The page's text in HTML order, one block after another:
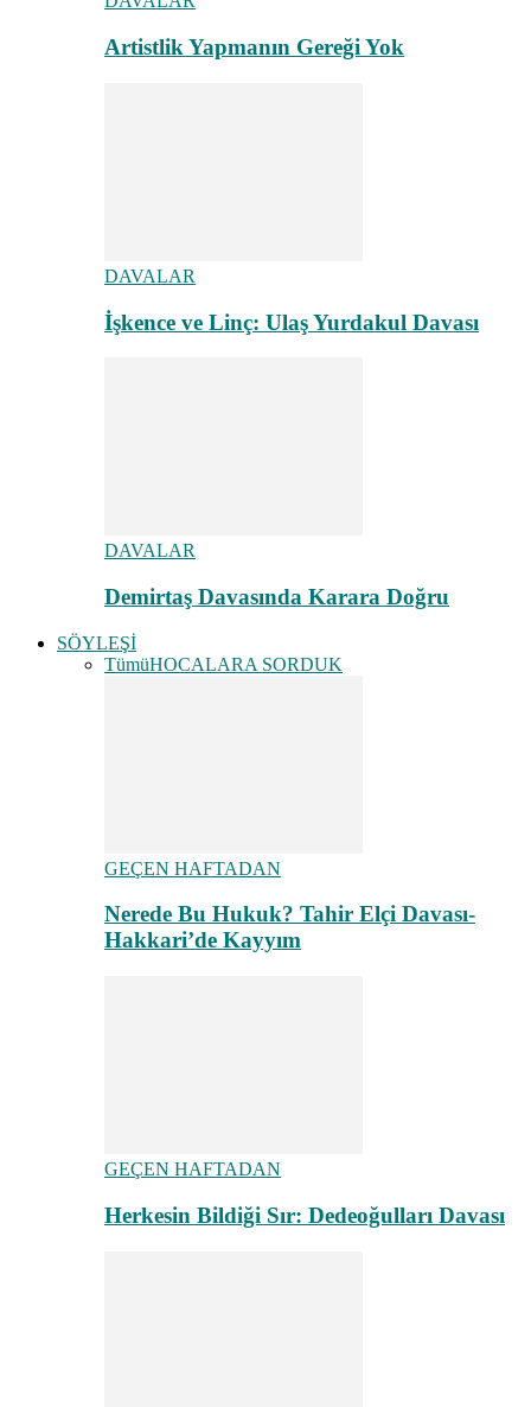
Artistlik Yapmanın Gereği Yok
DAVALAR
İşkence ve Linç: Ulaş Yurdakul Davası
DAVALAR
Demirtaş Davasında Karara Doğru
SÖYLEŞİ
TümüHOCALARA SORDUK
GEÇEN HAFTADAN
Nerede Bu Hukuk? Tahir Elçi Davası-
Hakkari’de Kayyım
GEÇEN HAFTADAN
Herkesin Bildiği Sır: Dedeoğulları Davası